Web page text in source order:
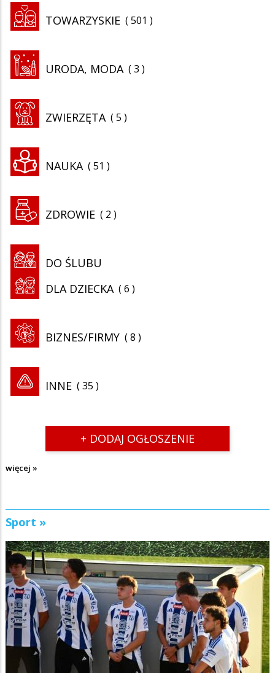
TOWARZYSKIE 501
URODA, MODA 3
ZWIERZĘTA 5
51
NAUKA
ZDROWIE 2
DO ŚLUBU
6
DLA DZIECKA
8
BIZNES/FIRMY
35
INNE
+ DODAJ OGŁOSZENIE
więcej »
Sport »